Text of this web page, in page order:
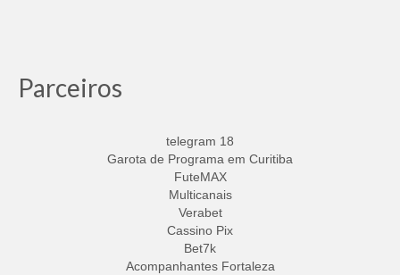
Parceiros
telegram 18
Garota de Programa em Curitiba
FuteMAX
Multicanais
Verabet
Cassino Pix
Bet7k
Acompanhantes Fortaleza